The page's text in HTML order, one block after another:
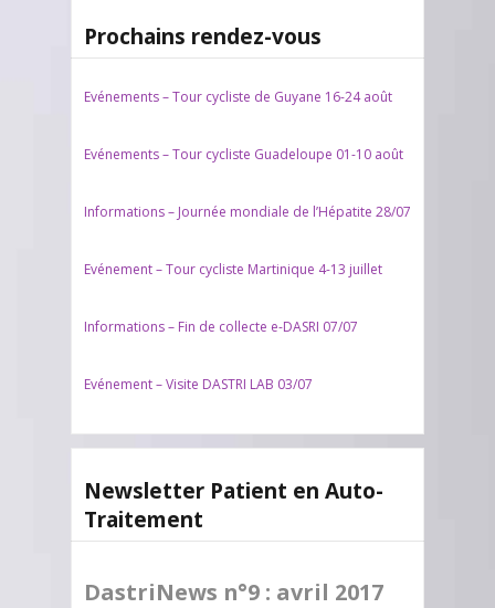
Prochains rendez-vous
Evénements – Tour cycliste de Guyane 16-24 août
Evénements – Tour cycliste Guadeloupe 01-10 août
Informations – Journée mondiale de l’Hépatite 28/07
Evénement – Tour cycliste Martinique 4-13 juillet
Informations – Fin de collecte e-DASRI 07/07
Evénement – Visite DASTRI LAB 03/07
Newsletter Patient en Auto-
Traitement
DastriNews n°9 : avril 2017